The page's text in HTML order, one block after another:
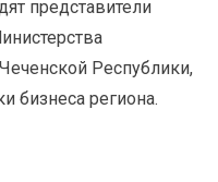
представители
Республики,
бизнеса региона.